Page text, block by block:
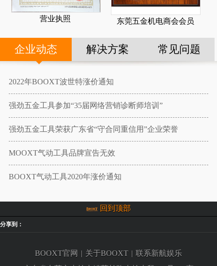
营业执照 东莞五金机电商会会员
企业动态 解决方案 常见问题
2022年BOOXT波世特涨价通知
强劲五金工具参加“35届网络营销诊断师培训”
强劲五金工具荣获广东省“守合同重信用”企业荣誉
MOOXT气动工具品牌宣告无效
BOOXT气动工具2020年涨价通知
回到顶部
分享到：
BOOXT官网 | 关于BOOXT | 联系新航娱乐